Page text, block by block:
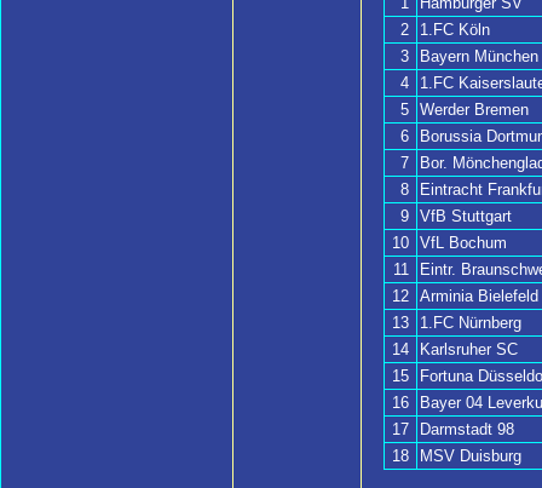
2
1.FC Köln
3
Bayern München
4
1.FC
5 Werder Bremen
6
Borussia
7
Bor.
8
Eintracht
9 VfB Stuttgart
10 VfL Bochum
11
Eintr.
12 Arminia Bielefeld
13
1.FC Nürnberg
14
Karlsruher SC
15
Fortuna
16
Bayer 04
17
Darmstadt 98
18
MSV Duisburg